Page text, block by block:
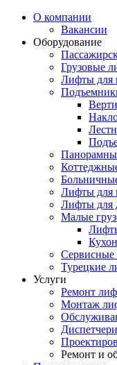
О компании
Вакансии
Оборудование
Грузовые
Лифты для
Лифты для
Лифты для
Малые
Сервисные
Турецкие
Услуги
Ремонт
Монтаж
Ремонт и